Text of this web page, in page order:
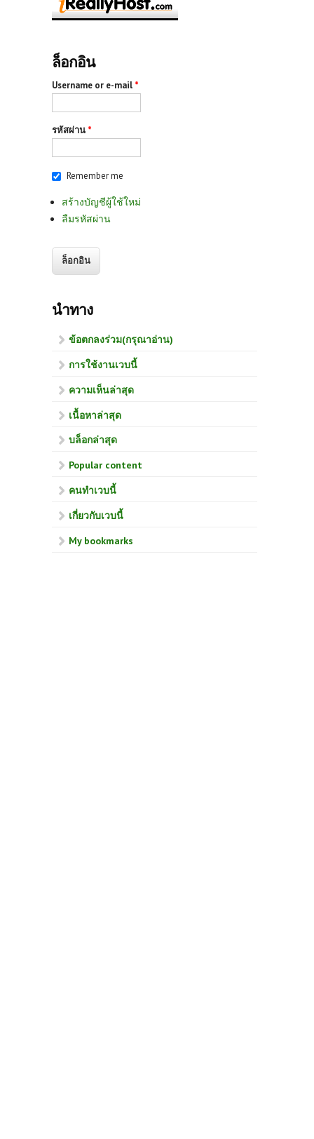
ล็อกอิน
Username or e-mail *
รหัสผ่าน *
Remember me
สร้างบัญชีผู้ใช้ใหม่
ลืมรหัสผ่าน
นำทาง
ข้อตกลงร่วม(กรุณาอ่าน)
การใช้งานเวบนี้
ความเห็นล่าสุด
เนื้อหาล่าสุด
บล็อกล่าสุด
Popular content
คนทำเวบนี้
เกี่ยวกับเวบนี้
My bookmarks